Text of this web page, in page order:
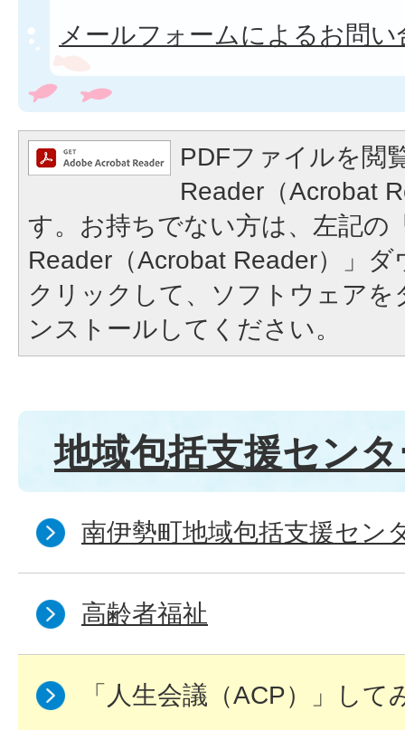
メールフォームによるお問い
PDFファイルを閲
Reader（Acrobat
す。お持ちでない方は、左記の
Reader（Acrobat Reader）」
クリックして、ソフトウェア
ンストールしてください。
地域包括支援セン
南伊勢町地域包括支援セン
高齢者福祉
「人生会議（ACP）」して